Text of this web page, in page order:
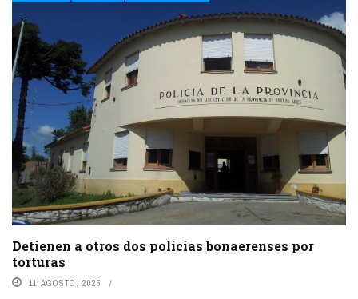
Detienen a otros dos policías bonaerenses por
torturas
11 AGOSTO, 2025